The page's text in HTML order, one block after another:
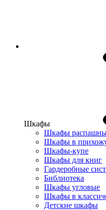
Шкафы
Шкафы
Шкафы в
Шкафы-купе
Шкафы для книг
Гардеробные
Библиотека
Шкафы угловые
Шкафы в
Детские шкафы